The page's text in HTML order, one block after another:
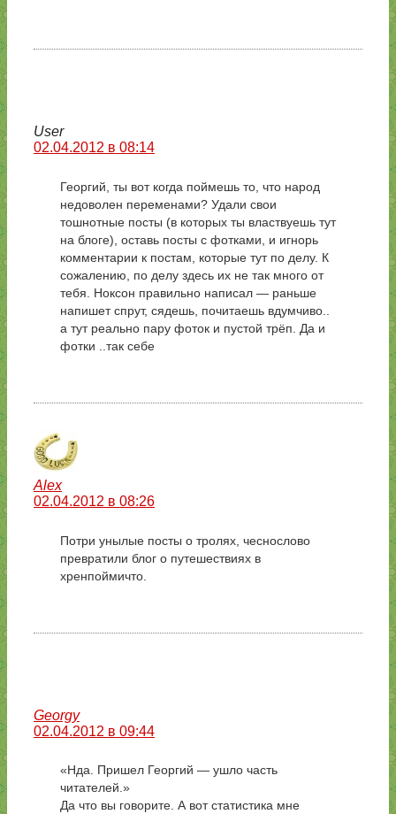
User
02.04.2012 в 08:14
Георгий, ты вот когда поймешь то, что народ
недоволен переменами? Удали свои
тошнотные посты (в которых ты властвуешь тут
на блоге), оставь посты с фотками, и игнорь
комментарии к постам, которые тут по делу. К
сожалению, по делу здесь их не так много от
тебя. Ноксон правильно написал — раньше
напишет спрут, сядешь, почитаешь вдумчиво..
а тут реально пару фоток и пустой трёп. Да и
фотки ..так себе
Alex
02.04.2012 в 08:26
Потри унылые посты о тролях, чеснослово
превратили блог о путешествиях в
хренпоймичто.
Georgy
02.04.2012 в 09:44
«Нда. Пришел Георгий — ушло часть
читателей.»
Да что вы говорите. А вот статистика мне